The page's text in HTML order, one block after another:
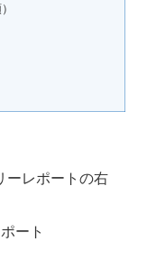
ーレポートの右
ート